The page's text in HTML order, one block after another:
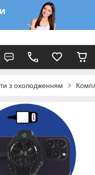
з охолодженням